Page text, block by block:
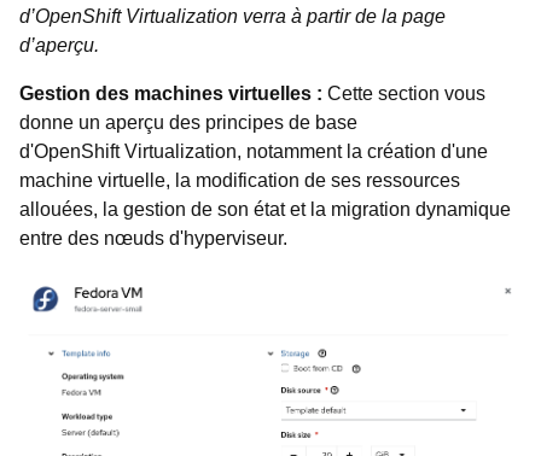
d’OpenShift Virtualization verra à partir de la page
d’aperçu.
Gestion des machines virtuelles : Cette section vous
donne un aperçu des principes de base
d'OpenShift Virtualization, notamment la création d'une
machine virtuelle, la modification de ses ressources
allouées, la gestion de son état et la migration dynamique
entre des nœuds d'hyperviseur.